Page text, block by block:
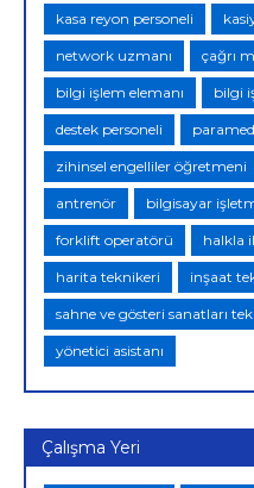
kasa reyon personeli
network uzmanı çağrı
bilgi işlem elemanı bilgi
destek personeli
zihinsel engelliler öğretmeni
antrenör bilgisayar
forklift operatörü halkla
harita teknikeri inşaat
sahne ve gösteri sanatları
yönetici asistanı
Çalışma Yeri